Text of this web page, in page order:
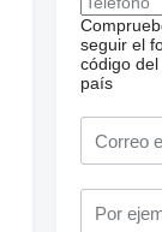
seguir el
código del
país